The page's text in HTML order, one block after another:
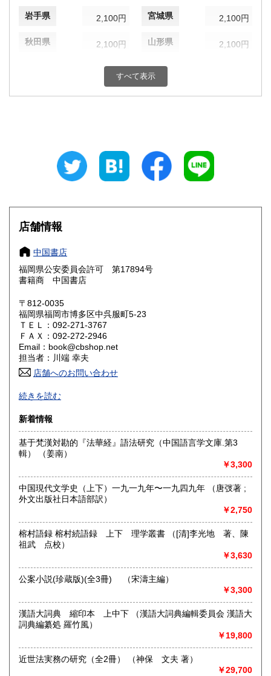
岩手県 2,100円 宮城県 2,100円
秋田県 2,100円 山形県 2,100円
2,100円 茨城県
栃木県 1,870円 群馬県 1,870円
1,870円 富山県
山梨県
岐阜県
愛知県 三重県
滋賀県
大阪府 1,430円
奈良県
山口県 徳島県
香川県 1,430円
高知県 1,430円 福岡県 1,210円
1,210円
熊本県 1,210円 大分県 1,210円
1,210円 1,210円
すべて表示
店舗情報
中国書店
福岡県公安委員会許可 第17894号
書籍商 中国書店
〒812-0035
福岡県福岡市博多区中呉服町5-23
ＴＥＬ：092-271-3767
ＦＡＸ：092-272-2946
Email：book@cbshop.net
担当者：川端 幸夫
店舗へのお問い合わせ
1969年創業の中国アジア関係の輸入書籍と国内書籍の専門店
です。
古書に関しましてはネット販売が中心のため大半の本は倉庫
に保管しております。
店舗に来られても現物ない事もございます。
ネットやFAXでのご注文をお願いいたします。
沿線名：福岡市営地下鉄箱崎線
最寄駅：呉服町駅下車、3番出口より徒歩5分
営業時間：月〜金 10:00〜17:00
定休日：日曜・祝日・土曜日休業。年末年始、夏季休暇は別
途お知らせします。
書籍の買取について
続きを読む
新着情報
基于梵漢対勘的『法華経』語法研究（中国語言学文庫.第3
輯） （姜南）
￥3,300
中国現代文学史（上下）一九一九年〜一九四九年 （唐弢著 ;
外文出版社日本語部訳）
￥2,750
榕村語録 榕村続語録 上下 理学叢書 （[清]李光地 著、陳
祖武 点校）
￥3,630
公案小説(珍蔵版)(全3冊) （宋濤主編）
￥3,300
漢語大詞典 縮印本 上中下 （漢語大詞典編輯委員会 漢語大
詞典編纂処 羅竹風）
￥19,800
近世法実務の研究（全2冊） （神保 文夫 著）
￥29,700